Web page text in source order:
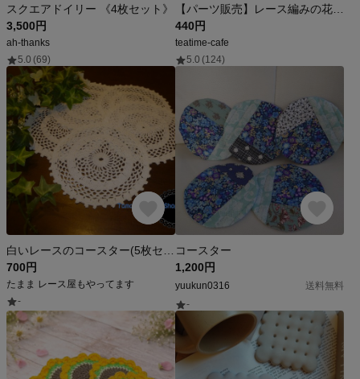
スクエアドイリー 《4枚セット》
3,500円
ah-thanks
5.0 (69)
440円
teatime-cafe
5.0 (124)
700円
たまま レース屋もやってます
-
コースター
1,200円
yuukun0316
送料無料
-